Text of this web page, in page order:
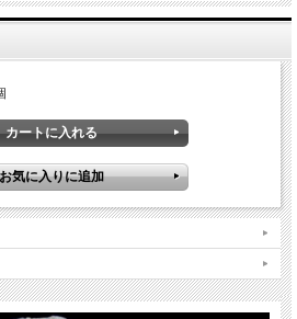
い、その名の通り青空のような透き通った淡い
、インテリアやディスプレイとして空間が映え
っかりとしたクラスターです。
セレスチアル(celestial 大空の色)にちなんで、
って「セレスタイト(空の色の石)」と名付けら
ような)という単語からきていると云われていま